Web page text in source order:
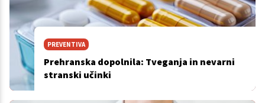
PREVENTIVA
Prehranska dopolnila: Tveganja in nevarni
stranski učinki